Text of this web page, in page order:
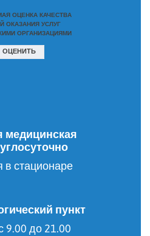
медицинская
в стационаре
пункт
9.00 до 21.00